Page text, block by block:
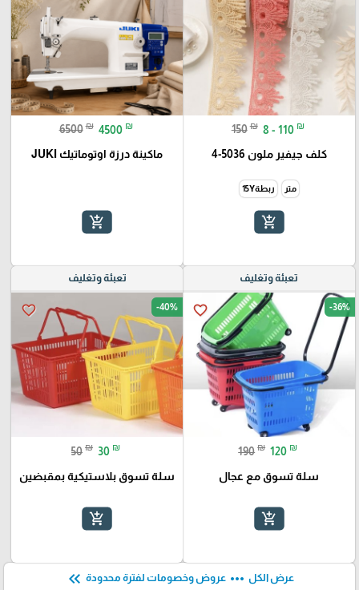
150 ₪ 8 - 110 ₪
كلف جيفير ملون 5036-4
متر ربطة15Y
add_shopping_cart
6500 ₪ 4500 ₪
ماكينة درزة اوتوماتيك JUKI
add_shopping_cart
تعبئة وتغليف
favorite_border -36%
190 ₪ 120 ₪
سلة تسوق مع عجال
add_shopping_cart
تعبئة وتغليف
favorite_border -40%
50 ₪ 30 ₪
سلة تسوق بلاستيكية بمقبضين
add_shopping_cart
عرض الكل more_horiz عروض وخصومات لفترة محدودة keyboard_double_arrow_left